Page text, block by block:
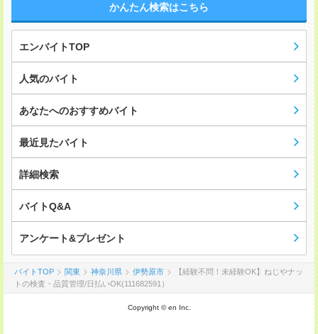
かんたん検索はこちら
エンバイトTOP
人気のバイト
あなたへのおすすめバイト
最近見たバイト
詳細検索
バイトQ&A
アンケート&プレゼント
バイトTOP 関東 神奈川県 伊勢原市
【経験不問！未経験OK】ねじやナッ
トの検査・品質管理/日払いOK(111682591）
Copyright © en Inc.